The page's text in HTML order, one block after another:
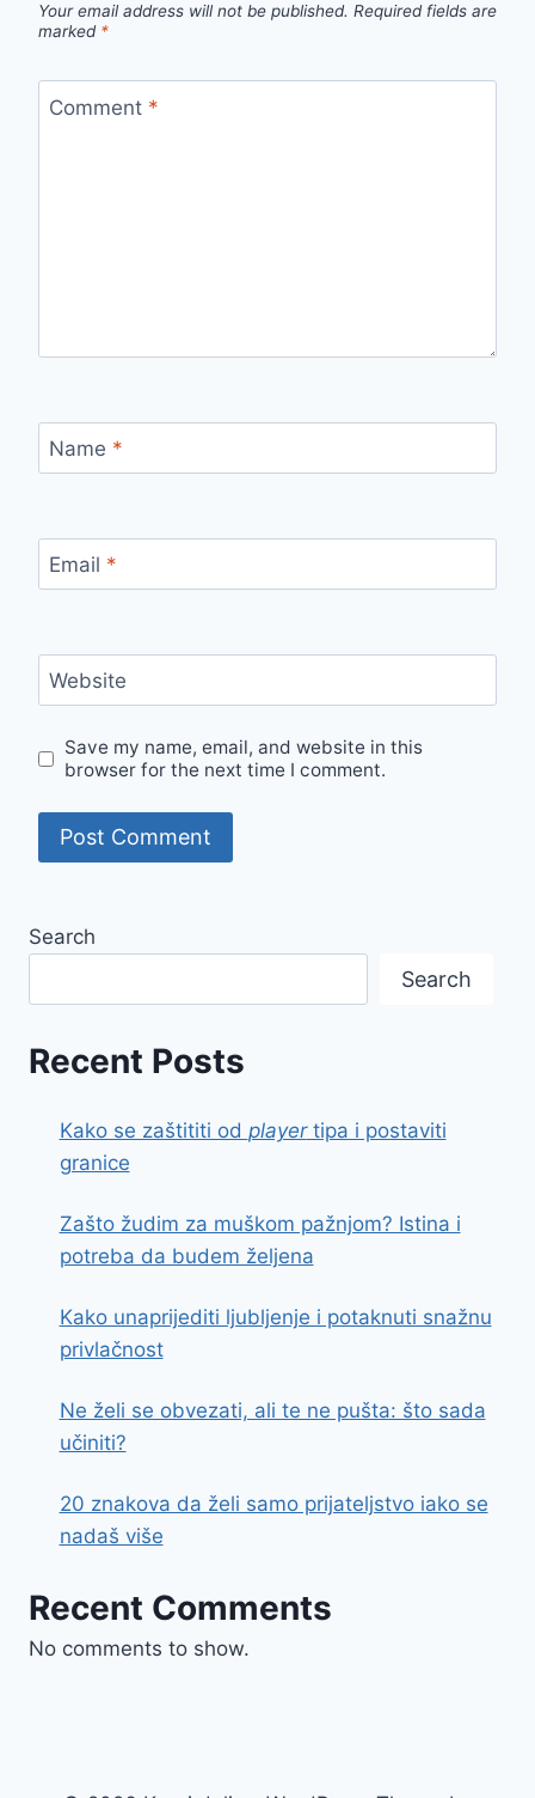
Your email address will not be published. Required fields are
marked *
Comment *
Name *
Email *
Website
Save my name, email, and website in this
browser for the next time I comment.
Search
Search
Recent Posts
Kako se zaštititi od playertipa i postaviti
granice
Zašto žudim za muškom pažnjom? Istina i
potreba da budem željena
Kako unaprijediti ljubljenje i potaknuti snažnu
privlačnost
Ne želi se obvezati, ali te ne pušta: što sada
učiniti?
20 znakova da želi samo prijateljstvo iako se
nadaš više
Recent Comments
No comments to show.